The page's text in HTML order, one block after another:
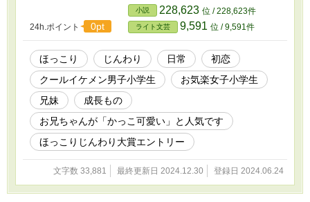
は、真夏のお留守番チャレンジを乗り切れるの
か？ ほんのり初恋風味の、ほっこりストーリー
です♪ ※番外編『ほしこよい』を完結しました。
（2024/7/19） ※番外編２『あまつかぜ』を完結
しました。（2024/8/23） ※番外編３『くものみ
ね 』を完結しました。（2024/9/27） ※ 番外編
４『万聖節』を完結しました。（2024/10/25）
※番外編５『待降節 』を完結しました
（2024/12/20） ※番外編６『生誕祭』を完結し
ました（2024/12/30） 表紙絵は、あさぎ かな様
（XID: @Chocolat02_1234）作。
24h.ポイント 0pt
小説 228,623 位 / 228,623件
ライト文芸 9,591 位 / 9,591件
ほっこり じんわり 日常
初恋
クールイケメン男子小学生
お気楽女子小学生
兄妹
成長もの
お兄ちゃんが「かっこ可愛い」と人気です
ほっこりじんわり大賞エントリー
文字数 33,881 最終更新日 2024.12.30 登録日 2024.06.24